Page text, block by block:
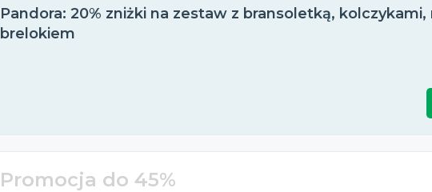
Pandora: 20% zniżki na zestaw z bransoletką,
brelokiem
Promocja do 45%